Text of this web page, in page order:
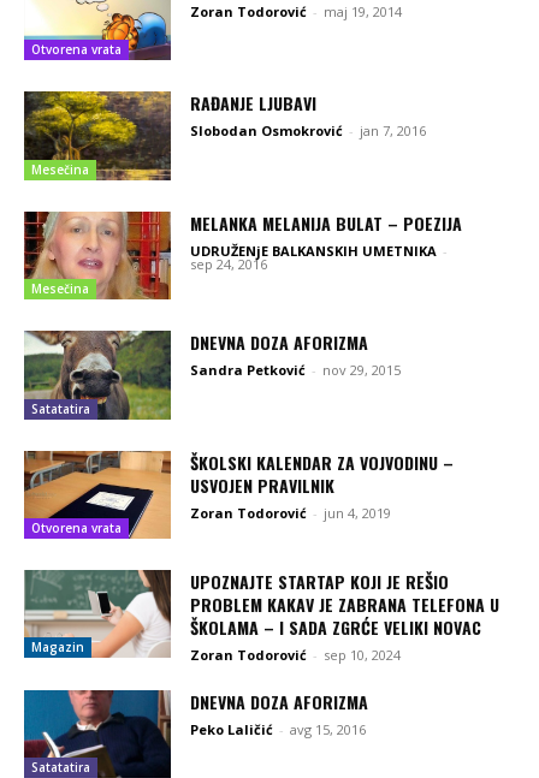
Otvorena vrata
Zoran Todorović - maj 19, 2014
Mesečina
RAĐANJE LJUBAVI
Slobodan Osmokrović - jan 7, 2016
Mesečina
MELANKA MELANIJA BULAT – POEZIJA
UDRUŽENjE BALKANSKIH UMETNIKA -
sep 24, 2016
Satatatira
DNEVNA DOZA AFORIZMA
Sandra Petković - nov 29, 2015
Otvorena vrata
ŠKOLSKI KALENDAR ZA VOJVODINU –
USVOJEN PRAVILNIK
Zoran Todorović - jun 4, 2019
Magazin
UPOZNAJTE STARTAP KOJI JE REŠIO
PROBLEM KAKAV JE ZABRANA TELEFONA U
ŠKOLAMA – I SADA ZGRĆE VELIKI NOVAC
Zoran Todorović - sep 10, 2024
Satatatira
DNEVNA DOZA AFORIZMA
Peko Laličić - avg 15, 2016